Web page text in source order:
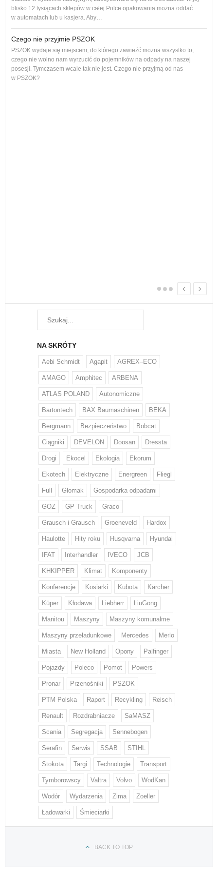
blisko 12 tysiącach sklepów w całej Polce opakowania można oddać
w automatach lub u kasjera. Aby…
Czego nie przyjmie PSZOK
PSZOK wydaje się miejscem, do którego zawieźć można wszystko to,
czego nie wolno nam wyrzucić do pojemników na odpady na naszej
posesji. Tymczasem wcale tak nie jest. Czego nie przyjmą od nas
w PSZOK?
NA SKRÓTY
Aebi Schmidt Agapit AGREX–ECO
AMAGO Amphitec ARBENA
ATLAS POLAND Autonomiczne
Bartontech BAX Baumaschinen BEKA
Bergmann Bezpieczeństwo Bobcat
Ciągniki DEVELON Doosan Dressta
Drogi Ekocel Ekologia Ekorum
Ekotech Elektryczne Energreen Fliegl
Full Glomak Gospodarka odpadami
GOZ GP Truck Graco
Grausch i Grausch Groeneveld Hardox
Haulotte Hity roku Husqvarna Hyundai
IFAT Interhandler IVECO JCB
KHKIPPER Klimat Komponenty
Konferencje Kosiarki Kubota Kärcher
Küper Kłodawa Liebherr LiuGong
Manitou Maszyny Maszyny komunalme
Maszyny przeładunkowe Mercedes Merlo
Miasta New Holland Opony Palfinger
Pojazdy Poleco Pomot Powers
Pronar Przenośniki PSZOK
PTM Polska Raport Recykling Reisch
Renault Rozdrabniacze SaMASZ
Scania Segregacja Sennebogen
Serafin Serwis SSAB STIHL
Stokota Targi Technologie Transport
Tymborowscy Valtra Volvo WodKan
Wodór Wydarzenia Zima Zoeller
Ładowarki Śmieciarki
BACK TO TOP